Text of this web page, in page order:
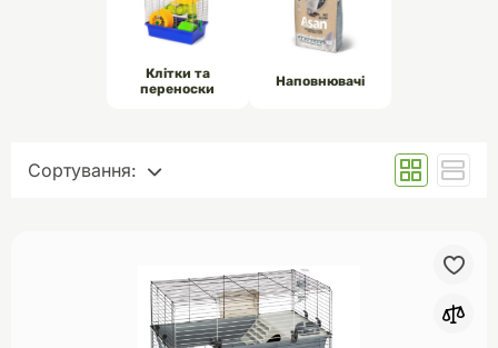
Клітки та
переноски
Наповнювачі
Сортування:
Спочатку дорогі
За популярністю